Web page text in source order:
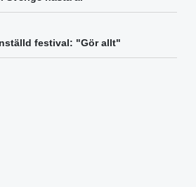
festival: "Gör allt"